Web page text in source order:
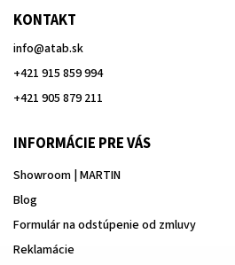
KONTAKT
info@atab.sk
+421 915 859 994
+421 905 879 211
INFORMÁCIE PRE VÁS
Showroom | MARTIN
Blog
Formulár na odstúpenie od zmluvy
Reklamácie